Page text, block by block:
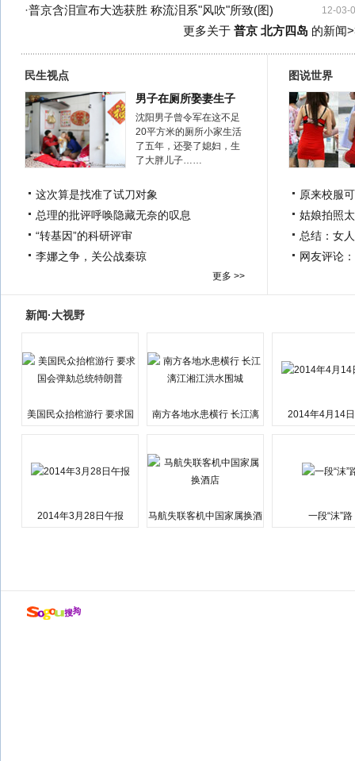
12-03-
·普京含泪宣布大选获胜 称流泪系"风吹"所致(图)
更多关于 普京 北方四岛 的新闻
民生视点
男子在厕所娶妻生子
沈阳男子曾令军在这不足
20平方米的厕所小家生活
了五年，还娶了媳妇，生
了大胖儿子……
这次算是找准了试刀对象
总理的批评呼唤隐藏无奈的叹息
“转基因”的科研评审
李娜之争，关公战秦琼
更多 >>
图说世界
原来校服
姑娘拍照
总结：女
网友评论
新闻·大视野
美国民众抬棺游行 要求国
南方各地水患横行 长江漓
2014年4月14
2014年3月28日午报
马航失联客机中国家属换酒
一段“沫”路